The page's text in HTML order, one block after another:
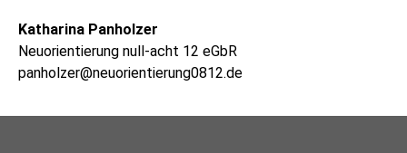
Katharina Panholzer
Neuorientierung null-acht 12 eGbR
panholzer@neuorientierung0812.de